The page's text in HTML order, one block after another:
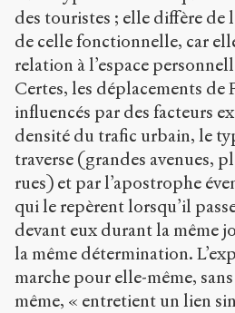
des touristes ; elle diffère de
de celle fonctionnelle, car
relation à l’espace
Certes, les déplacements de
influencés par des facteurs
densité du trafic urbain, le
traverse (grandes avenues,
rues) et par l’apostrophe
qui le repèrent lorsqu’il
devant eux durant la même
la même détermination.
marche pour elle-même,
même, « entretient un lien